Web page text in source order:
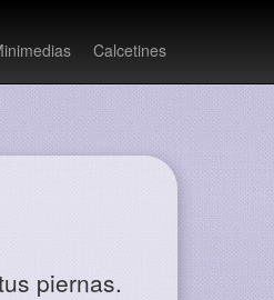
Calcetines
piernas.